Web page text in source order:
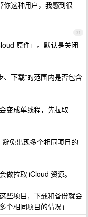
你这种用户，我感到很
31
原件」。默认是关闭
、下载”的范围内是否包含
变成单线程，先拉取
免出现多个相同项目的
做拉取 iCloud 资源。
些项目，下载和备份就会
个相同项目的情况」